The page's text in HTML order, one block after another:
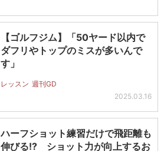
【ゴルフジム】「50ヤード以内で
ダフリやトップのミスが多いんで
す」
レッスン 週刊GD
2025.03.16
ハーフショット練習だけで飛距離も
伸びる!? ショット力が向上するお